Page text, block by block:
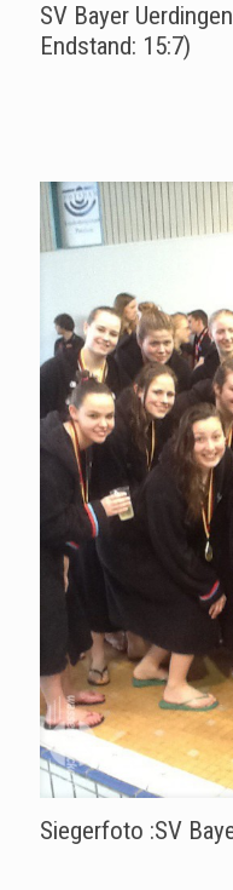
SV Bayer
Endstand: 15:7)
Siegerfoto :SV